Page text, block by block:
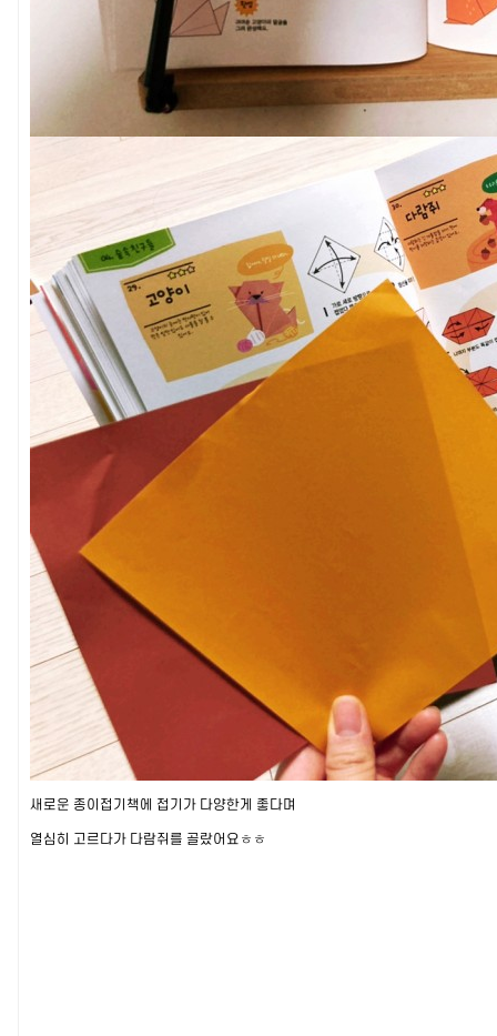
새로운 종이접기책에 접기가 다양한게 좋다며
열심히 고르다가 다람쥐를 골랐어요ㅎㅎ